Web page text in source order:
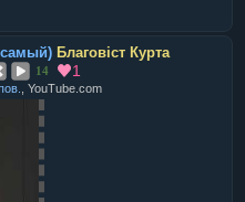
самый) Благовіст Курта
14 1
, YouTube.com